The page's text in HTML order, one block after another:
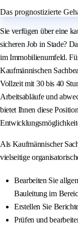
Das prognostizierte
Sie verfügen über eine
sicheren Job in Stade?
im Immobilienumfeld.
Kaufmännischen
Vollzeit mit 30 bis 40
Arbeitsabläufe und
bietet Ihnen diese
Als Kaufmännischer
vielseitige
Bearbeiten Sie
Bauleitung im
Erstellen Sie
Prüfen und